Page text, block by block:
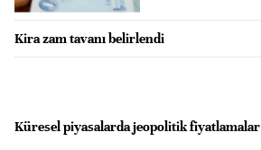
Kira zam tavanı belirlendi
Küresel piyasalarda jeopolitik fiyatlamalar